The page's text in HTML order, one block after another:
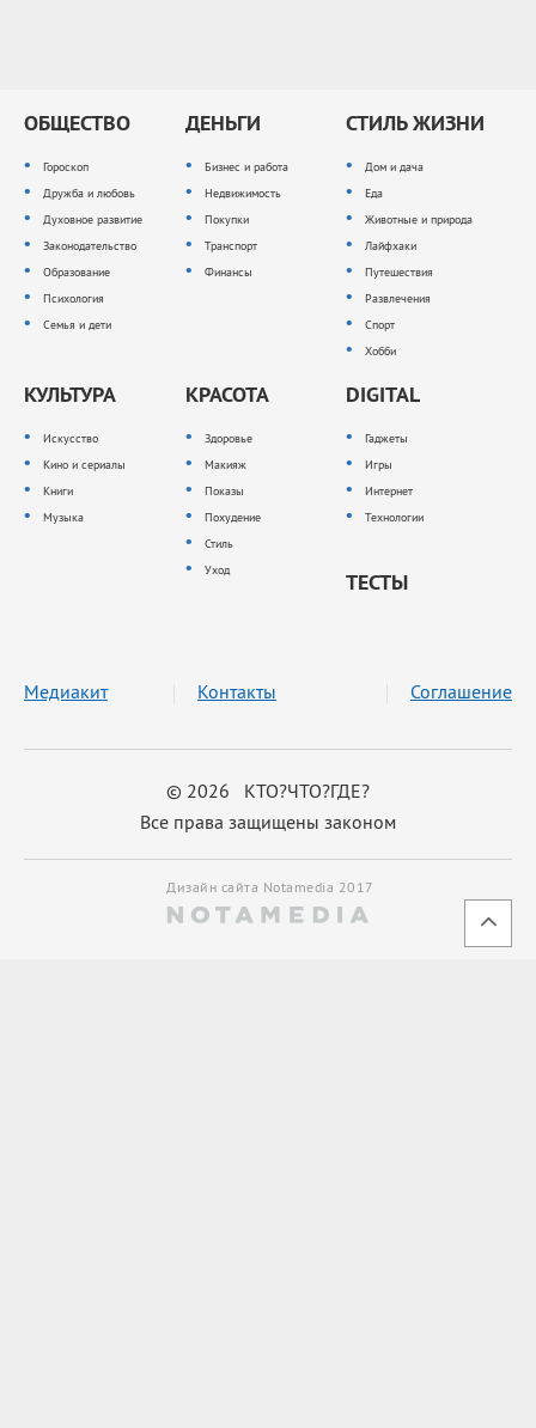
ОБЩЕСТВО
Гороскоп
Дружба и любовь
Духовное развитие
Законодательство
Образование
Психология
Семья и дети
ДЕНЬГИ
Бизнес и работа
Недвижимость
Покупки
Транспорт
Финансы
СТИЛЬ ЖИЗНИ
Дом и дача
Еда
Животные и природа
Лайфхаки
Путешествия
Развлечения
Спорт
Хобби
КУЛЬТУРА
Искусство
Кино и сериалы
Книги
Музыка
КРАСОТА
Здоровье
Макияж
Показы
Похудение
Стиль
Уход
DIGITAL
Гаджеты
Игры
Интернет
Технологии
ТЕСТЫ
© 2026 КТО?ЧТО?ГДЕ?
Все права защищены законом
Медиакит Контакты Соглашение
Дизайн сайта Notamedia 2017